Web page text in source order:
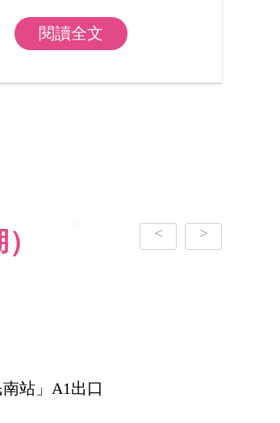
閱讀全文
站」A1出口
< >